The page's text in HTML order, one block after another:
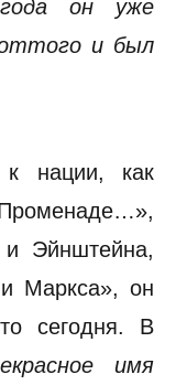
он уже
и был
к нации, как
Эйнштейна,
Маркса», он
сегодня. В
имя